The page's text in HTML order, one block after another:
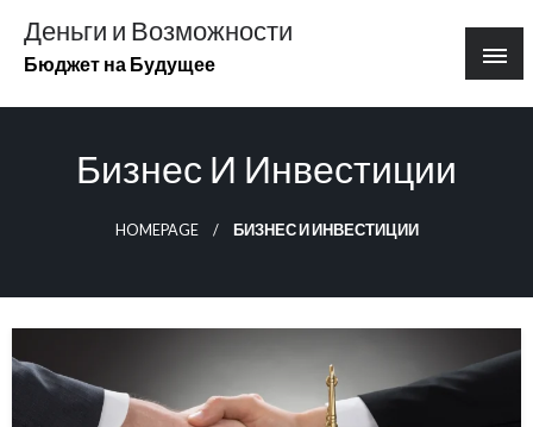
содержимому
Деньги и Возможности
Бюджет на Будущее
Бизнес И Инвестиции
HOMEPAGE БИЗНЕС И ИНВЕСТИЦИИ